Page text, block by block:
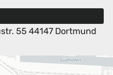
55 44147 Dortmund